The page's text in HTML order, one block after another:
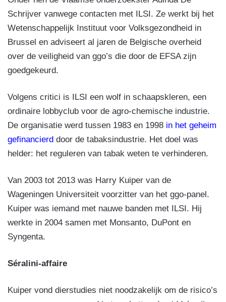
Schrijver vanwege contacten met ILSI. Ze werkt bij het
Wetenschappelijk Instituut voor Volksgezondheid in
Brussel en adviseert al jaren de Belgische overheid
over de veiligheid van ggo’s die door de EFSA zijn
goedgekeurd.
Volgens critici is ILSI een wolf in schaapskleren, een
ordinaire lobbyclub voor de agro-chemische industrie.
De organisatie werd tussen 1983 en 1998 in het geheim
gefinancierd door de tabaksindustrie. Het doel was
helder: het reguleren van tabak weten te verhinderen.
Van 2003 tot 2013 was Harry Kuiper van de
Wageningen Universiteit voorzitter van het ggo-panel.
Kuiper was iemand met nauwe banden met ILSI. Hij
werkte in 2004 samen met Monsanto, DuPont en
Syngenta.
Séralini-affaire
Kuiper vond dierstudies niet noodzakelijk om de risico’s